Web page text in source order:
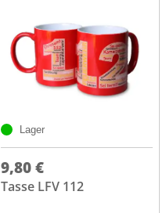
Lager
9,80 €
Tasse LFV 112